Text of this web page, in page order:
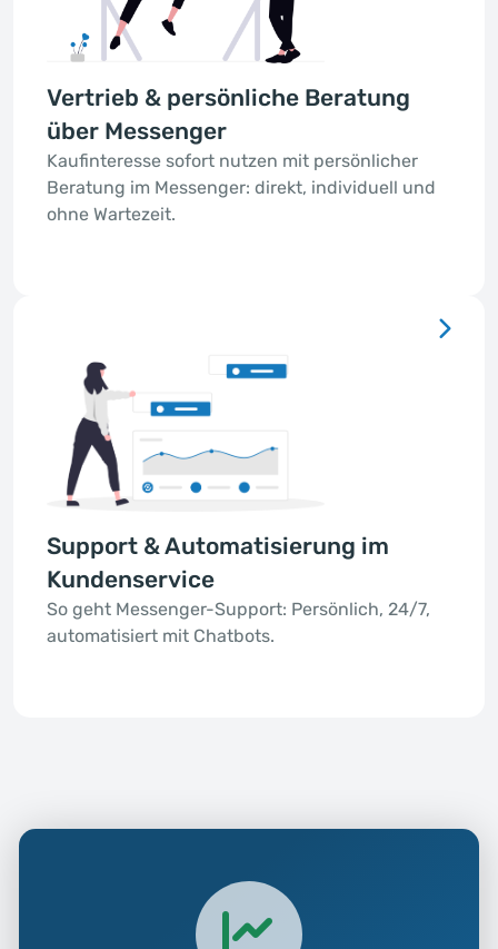
Vertrieb & persönliche Beratung
über Messenger
Kaufinteresse sofort nutzen mit persönlicher
Beratung im Messenger: direkt, individuell und
ohne Wartezeit.
Support & Automatisierung im
Kundenservice
So geht Messenger-Support: Persönlich, 24/7,
automatisiert mit Chatbots.